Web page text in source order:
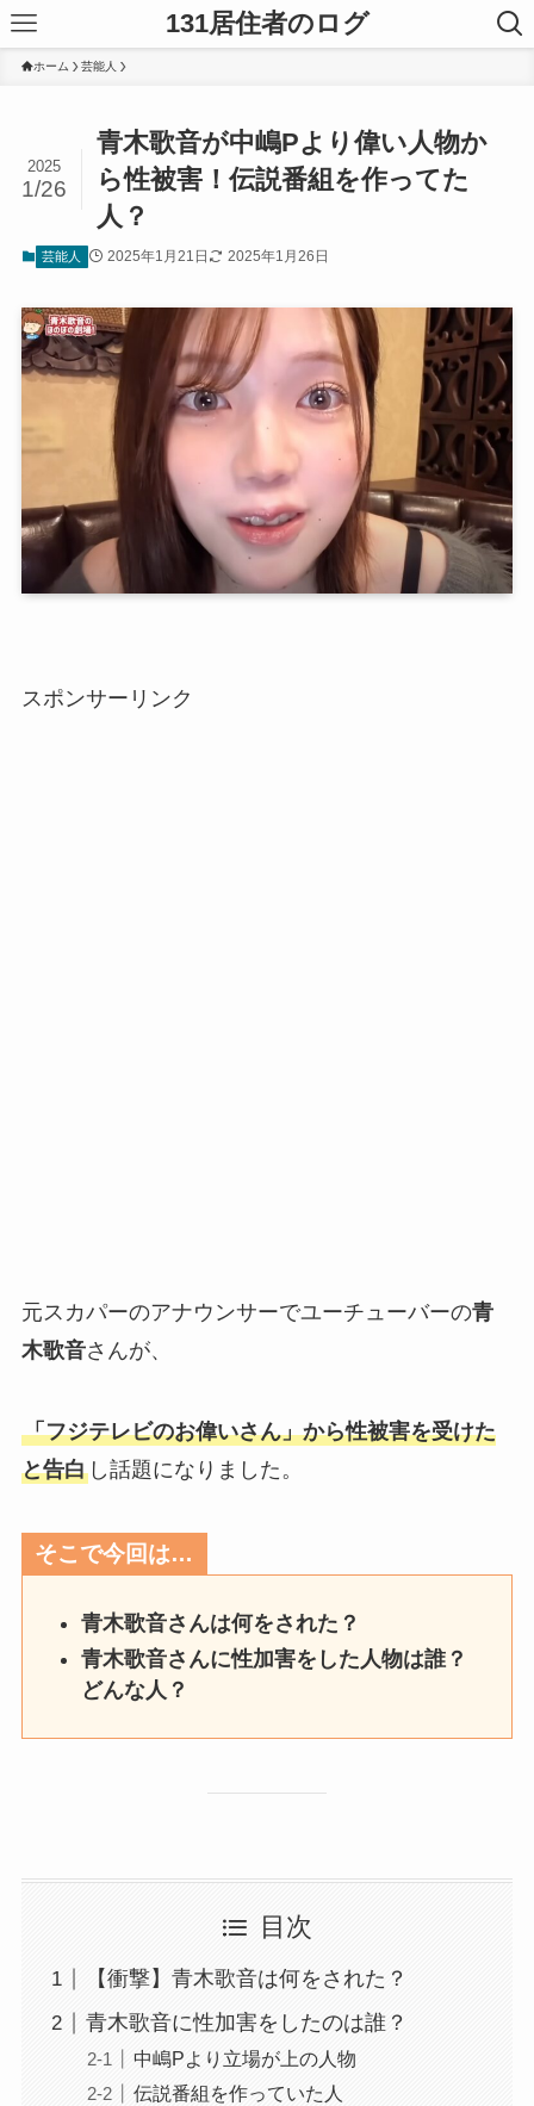
131居住者のログ
ホーム 芸能人
青木歌音が中嶋Pより偉い人物か
ら性被害！伝説番組を作ってた
人？
2025
1/26
芸能人 2025年1月21日 2025年1月26日
スポンサーリンク
元スカパーのアナウンサーでユーチューバーの青
木歌音さんが、
「フジテレビのお偉いさん」から性被害を受けた
と告白し話題になりました。
そこで今回は…
青木歌音さんは何をされた？
青木歌音さんに性加害をした人物は誰？
どんな人？
目次
【衝撃】青木歌音は何をされた？
青木歌音に性加害をしたのは誰？
中嶋Pより立場が上の人物
伝説番組を作っていた人